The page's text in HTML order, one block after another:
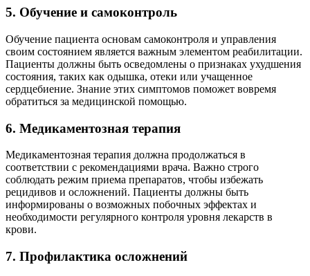
5. Обучение и самоконтроль
Обучение пациента основам самоконтроля и управления
своим состоянием является важным элементом реабилитации.
Пациенты должны быть осведомлены о признаках ухудшения
состояния, таких как одышка, отеки или учащенное
сердцебиение. Знание этих симптомов поможет вовремя
обратиться за медицинской помощью.
6. Медикаментозная терапия
Медикаментозная терапия должна продолжаться в
соответствии с рекомендациями врача. Важно строго
соблюдать режим приема препаратов, чтобы избежать
рецидивов и осложнений. Пациенты должны быть
информированы о возможных побочных эффектах и
необходимости регулярного контроля уровня лекарств в
крови.
7. Профилактика осложнений